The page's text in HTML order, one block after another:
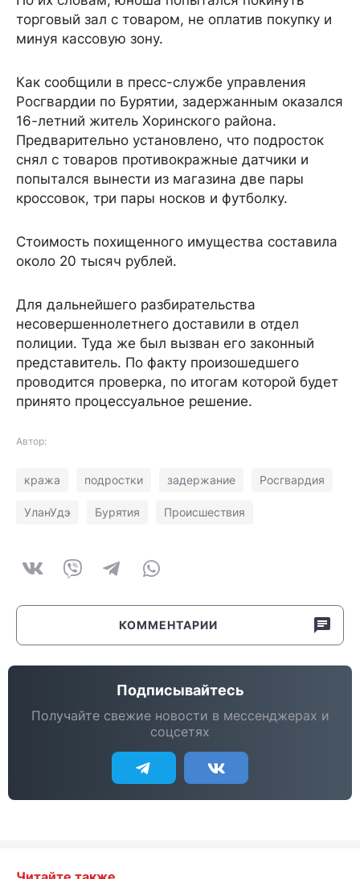
торговый зал с товаром, не оплатив покупку и
минуя кассовую зону.
Как сообщили в пресс-службе управления
Росгвардии по Бурятии, задержанным оказался
16-летний житель Хоринского района.
Предварительно установлено, что подросток
снял с товаров противокражные датчики и
попытался вынести из магазина две пары
кроссовок, три пары носков и футболку.
Стоимость похищенного имущества составила
около 20 тысяч рублей.
Для дальнейшего разбирательства
несовершеннолетнего доставили в отдел
полиции. Туда же был вызван его законный
представитель. По факту произошедшего
проводится проверка, по итогам которой будет
принято процессуальное решение.
Автор:
кража подростки задержание Росгвардия
УланУдэ Бурятия Происшествия
КОММЕНТАРИИ
Подписывайтесь
Получайте свежие новости в мессенджерах и
соцсетях